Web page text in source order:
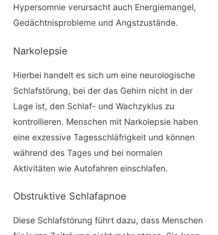
Hypersomnie verursacht auch Energiemangel,
Gedächtnisprobleme und Angstzustände.
Narkolepsie
Hierbei handelt es sich um eine neurologische
Schlafstörung, bei der das Gehirn nicht in der
Lage ist, den Schlaf- und Wachzyklus zu
kontrollieren. Menschen mit Narkolepsie haben
eine exzessive Tagesschläfrigkeit und können
während des Tages und bei normalen
Aktivitäten wie Autofahren einschlafen.
Obstruktive Schlafapnoe
Diese Schlafstörung führt dazu, dass Menschen